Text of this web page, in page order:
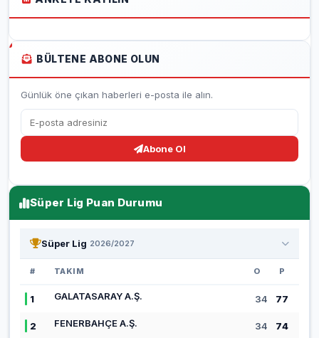
BÜLTENE ABONE OLUN
Günlük öne çıkan haberleri e-posta ile alın.
Abone Ol
Süper Lig Puan Durumu
Süper Lig 2026/2027
# TAKIM O P
1 GALATASARAY A.Ş. 34 77
2 FENERBAHÇE A.Ş. 34 74